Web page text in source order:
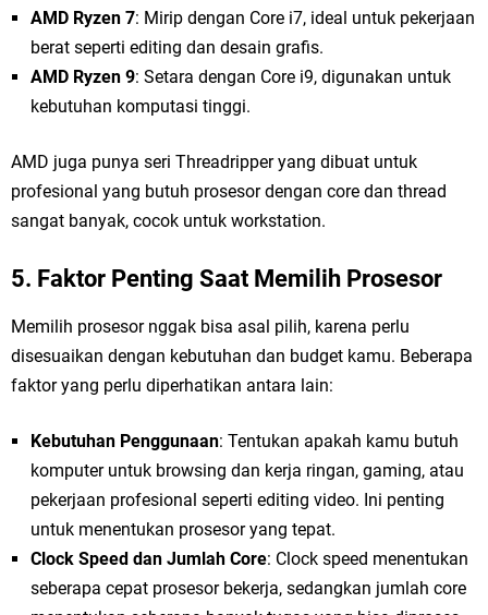
AMD Ryzen 7: Mirip dengan Core i7, ideal untuk pekerjaan
berat seperti editing dan desain grafis.
AMD Ryzen 9: Setara dengan Core i9, digunakan untuk
kebutuhan komputasi tinggi.
AMD juga punya seri Threadripper yang dibuat untuk
profesional yang butuh prosesor dengan core dan thread
sangat banyak, cocok untuk workstation.
5. Faktor Penting Saat Memilih Prosesor
Memilih prosesor nggak bisa asal pilih, karena perlu
disesuaikan dengan kebutuhan dan budget kamu. Beberapa
faktor yang perlu diperhatikan antara lain:
Kebutuhan Penggunaan: Tentukan apakah kamu butuh
komputer untuk browsing dan kerja ringan, gaming, atau
pekerjaan profesional seperti editing video. Ini penting
untuk menentukan prosesor yang tepat.
Clock Speed dan Jumlah Core: Clock speed menentukan
seberapa cepat prosesor bekerja, sedangkan jumlah core